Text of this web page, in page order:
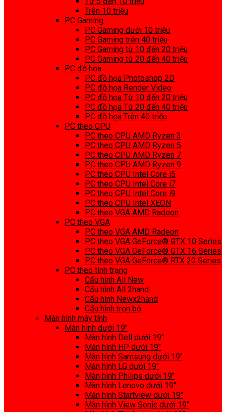
Trên 10 triệu
PC Gaming
PC Gaming dưới 10 triệu
PC Gaming trên 40 triệu
PC Gaming từ 10 đến 20 triệu
PC Gaming từ 20 đến 40 triệu
PC đồ họa
PC đồ họa Photoshop 2D
PC đồ họa Render Video
PC đồ họa Từ 10 đến 20 triệu
PC đồ họa Từ 20 đến 40 triệu
PC đồ họa Trên 40 triệu
PC theo CPU
PC theo CPU AMD Ryzen 3
PC theo CPU AMD Ryzen 5
PC theo CPU AMD Ryzen 7
PC theo CPU AMD Ryzen 9
PC theo CPU Intel Core i5
PC theo CPU Intel Core i7
PC theo CPU Intel Core i9
PC theo CPU Intel XEON
PC theo VGA AMD Radeon
PC theo VGA
PC theo VGA AMD Radeon
PC theo VGA GeForce® GTX 10 Series
PC theo VGA GeForce® GTX 16 Series
PC theo VGA GeForce® RTX 20 Series
PC theo tình trạng
Cấu hình All New
Cấu hình All 2hand
Cấu hình Newx2hand
Cấu hình trọn bộ
Màn hình máy tính
Màn hình dưới 19″
Màn hình Dell dưới 19″
Màn hình HP dưới 19″
Màn hình Samsung dưới 19″
Màn hình LG dưới 19″
Màn hình Philips dưới 19″
Màn hình Lenovo dưới 19″
Màn hình Startview dưới 19″
Màn hình View Sonic dưới 19″